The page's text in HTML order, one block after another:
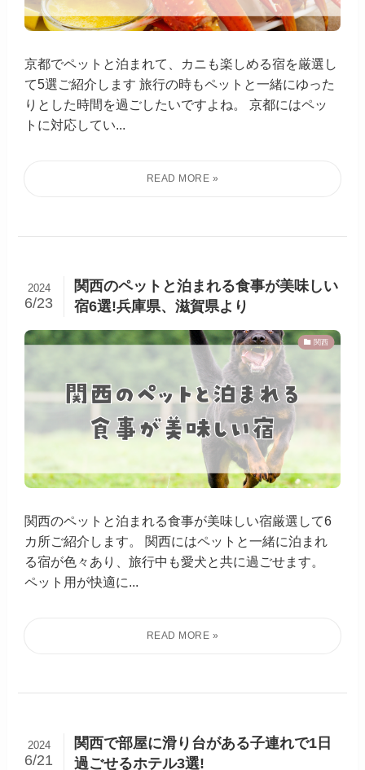
京都でペットと泊まれて、カニも楽しめる宿を厳選し
て5選ご紹介します 旅行の時もペットと一緒にゆった
りとした時間を過ごしたいですよね。 京都にはペッ
トに対応してい...
関西のペットと泊まれる食事が美味しい
宿6選!兵庫県、滋賀県より
2024
6/23
関西
関西のペットと泊まれる食事が美味しい宿厳選して6
カ所ご紹介します。 関西にはペットと一緒に泊まれ
る宿が色々あり、旅行中も愛犬と共に過ごせます。
ペット用が快適に...
関西で部屋に滑り台がある子連れで1日
過ごせるホテル3選!
2024
6/21